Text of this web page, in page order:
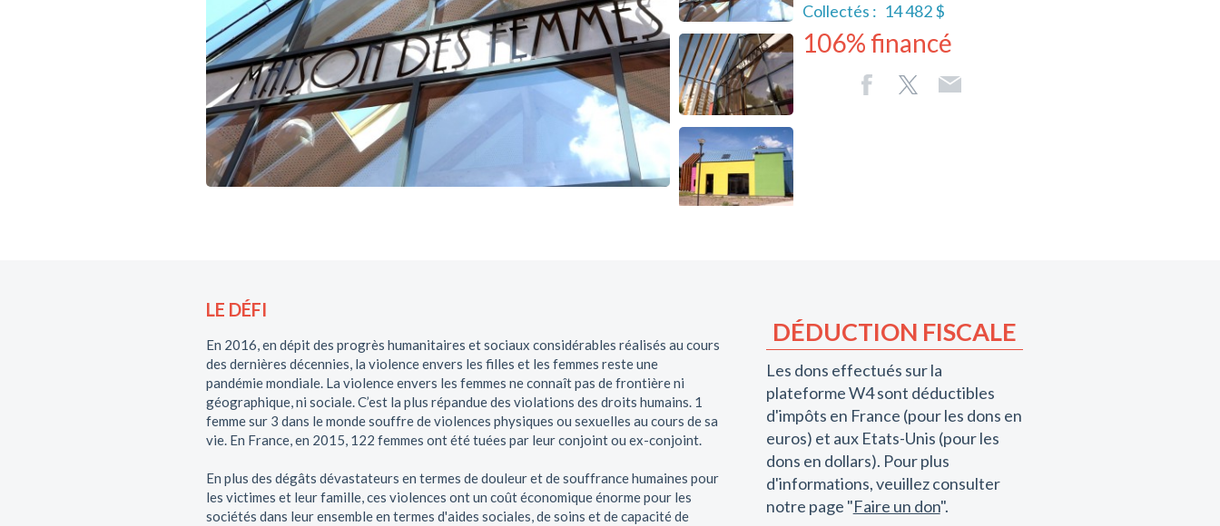
Collectés : 14 482 $
106% financé
LE DÉFI
En 2016, en dépit des progrès humanitaires et sociaux considérables réalisés au cours
des dernières décennies, la violence envers les filles et les femmes reste une
pandémie mondiale. La violence envers les femmes ne connaît pas de frontière ni
géographique, ni sociale. C’est la plus répandue des violations des droits humains. 1
femme sur 3 dans le monde souffre de violences physiques ou sexuelles au cours de sa
vie. En France, en 2015, 122 femmes ont été tuées par leur conjoint ou ex-conjoint.
En plus des dégâts dévastateurs en termes de douleur et de souffrance humaines pour
les victimes et leur famille, ces violences ont un coût économique énorme pour les
sociétés dans leur ensemble en termes d'aides sociales, de soins et de capacité de
DÉDUCTION FISCALE
Les dons effectués sur la
plateforme W4 sont déductibles
d'impôts en France (pour les dons en
euros) et aux Etats-Unis (pour les
dons en dollars). Pour plus
d'informations, veuillez consulter
notre page "Faire un don".